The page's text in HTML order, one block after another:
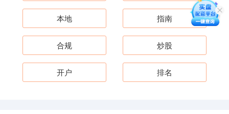
本地 指南
合规 炒股
开户 排名